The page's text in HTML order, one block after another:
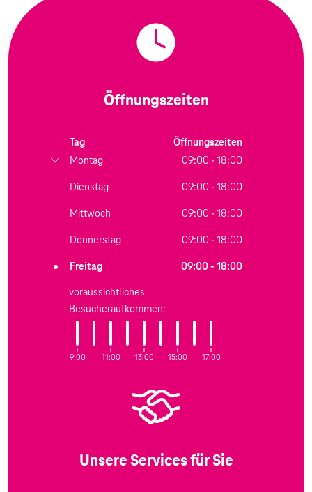
Öffnungszeiten
Tag
Öffnungszeiten
Montag
09:00 - 18:00
Dienstag 09:00 - 18:00
Mittwoch 09:00 - 18:00
Donnerstag 09:00 - 18:00
Freitag 09:00 - 18:00
voraussichtliches
Besucheraufkommen:
9:00 11:00 13:00 15:00 17:00
Unsere Services für Sie